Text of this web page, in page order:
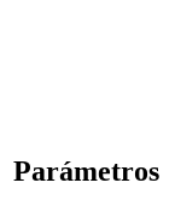
Parámetros